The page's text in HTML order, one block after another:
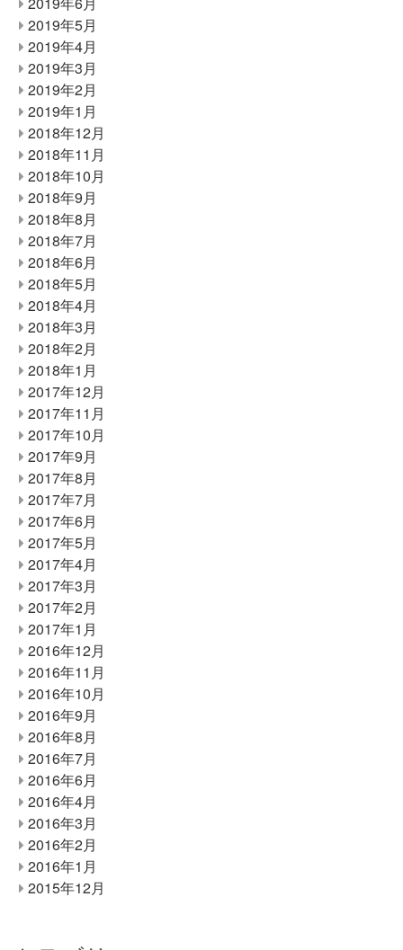
2019年5月
2019年4月
2019年3月
2019年2月
2019年1月
2018年12月
2018年11月
2018年10月
2018年9月
2018年8月
2018年7月
2018年6月
2018年5月
2018年4月
2018年3月
2018年2月
2018年1月
2017年12月
2017年11月
2017年10月
2017年9月
2017年8月
2017年7月
2017年6月
2017年5月
2017年4月
2017年3月
2017年2月
2017年1月
2016年12月
2016年11月
2016年10月
2016年9月
2016年8月
2016年7月
2016年6月
2016年4月
2016年3月
2016年2月
2016年1月
2015年12月